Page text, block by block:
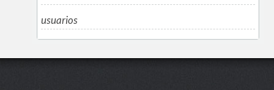
usuarios